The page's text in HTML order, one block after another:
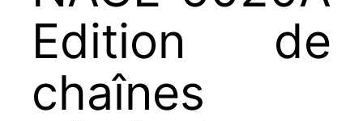
Edition de
chaînes